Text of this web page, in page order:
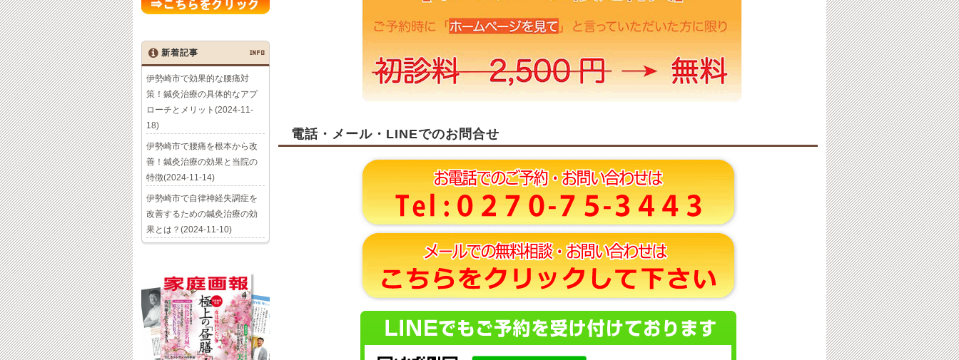
電話・メール・LINEでのお問合せ
新着記事 INFO
伊勢崎市で効果的な腰痛対
策！鍼灸治療の具体的なアプ
ローチとメリット(2024-11-
18)
伊勢崎市で腰痛を根本から改
善！鍼灸治療の効果と当院の
特徴(2024-11-14)
伊勢崎市で自律神経失調症を
改善するための鍼灸治療の効
果とは？(2024-11-10)